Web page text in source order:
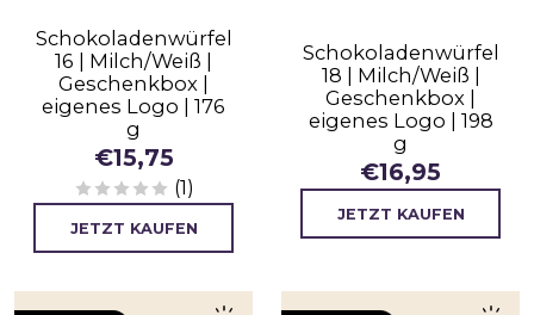
Schokoladenwürfel
16 | Milch/Weiß |
Geschenkbox |
eigenes Logo | 176
g
€15,75
(1)
JETZT KAUFEN
Schokoladenwürfel
18 | Milch/Weiß |
Geschenkbox |
eigenes Logo | 198
g
€16,95
JETZT KAUFEN